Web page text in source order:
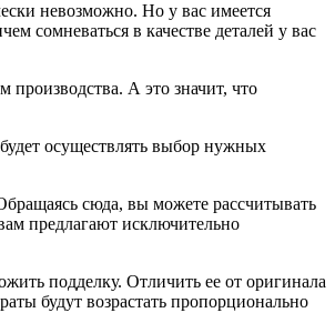
невозможно. Но у вас имеется
сомневаться в качестве деталей у вас
А это значит, что
осуществлять выбор нужных
сюда, вы можете рассчитывать
предлагают исключительно
подделку. Отличить ее от оригинала
будут возрастать пропорционально